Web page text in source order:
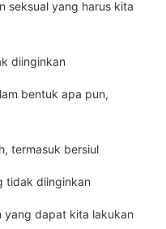
seksual yang harus kita
diinginkan
bentuk apa pun,
termasuk bersiul
tidak diinginkan
yang dapat kita lakukan